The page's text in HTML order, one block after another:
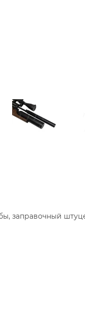
заправочный